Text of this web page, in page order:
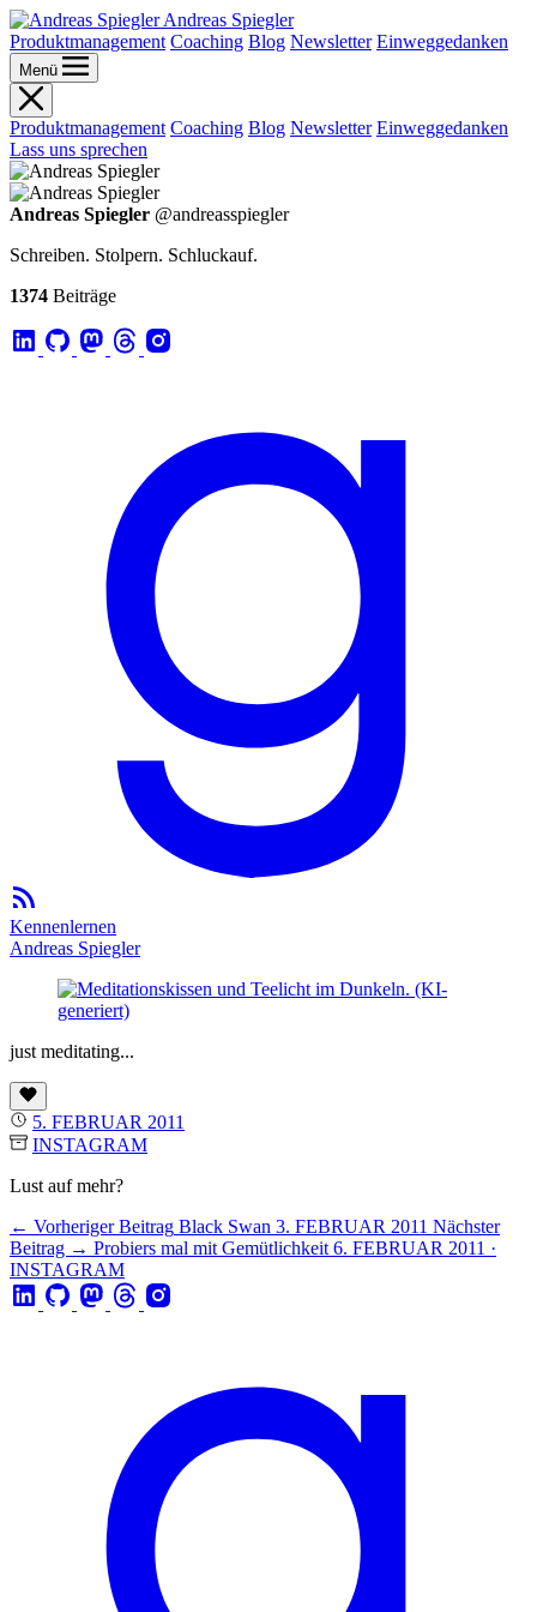
Andreas Spiegler
Produktmanagement Coaching Blog Newsletter Einweggedanken
Menü
Produktmanagement Coaching Blog Newsletter Einweggedanken
Lass uns sprechen
Andreas Spiegler @andreasspiegler
Schreiben. Stolpern. Schluckauf.
1374 Beiträge
Kennenlernen
Andreas Spiegler
just meditating...
5. FEBRUAR 2011
INSTAGRAM
Lust auf mehr?
← Vorheriger Beitrag Black Swan 3. FEBRUAR 2011 Nächster
Beitrag → Probiers mal mit Gemütlichkeit 6. FEBRUAR 2011 ·
INSTAGRAM